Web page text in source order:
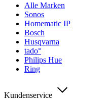
Alle Marken
Sonos
Homematic IP
Bosch
Husqvarna
tado°
Philips Hue
Ring
Kundenservice